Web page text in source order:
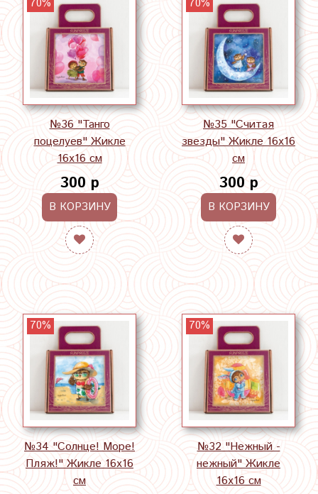
70%
№36 "Танго
поцелуев" Жикле
16х16 см
300 р
В КОРЗИНУ
70%
№35 "Считая
звезды" Жикле 16х16
см
300 р
В КОРЗИНУ
70%
№34 "Солнце! Море!
Пляж!" Жикле 16х16
см
70%
№32 "Нежный -
нежный" Жикле
16х16 см